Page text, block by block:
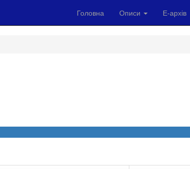
Головна Описи Е-архів